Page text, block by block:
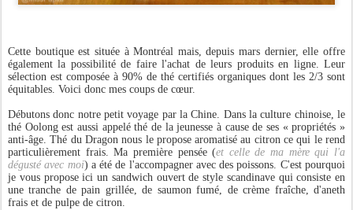
Cette boutique est située à Montréal mais, depuis mars dernier, elle offre
également la possibilité de faire l'achat de leurs produits en ligne. Leur
sélection est composée à 90% de thé certifiés organiques dont les 2/3 sont
équitables. Voici donc mes coups de cœur.
Débutons donc notre petit voyage par la Chine. Dans la culture chinoise, le
thé Oolong est aussi appelé thé de la jeunesse à cause de ses « propriétés »
anti-âge. Thé du Dragon nous le propose aromatisé au citron ce qui le rend
particulièrement frais. Ma première pensée (et celle de ma mère qui l'a
dégusté avec moi) a été de l'accompagner avec des poissons. C'est pourquoi
je vous propose ici un sandwich ouvert de style scandinave qui consiste en
une tranche de pain grillée, de saumon fumé, de crème fraîche, d'aneth
frais et de pulpe de citron.